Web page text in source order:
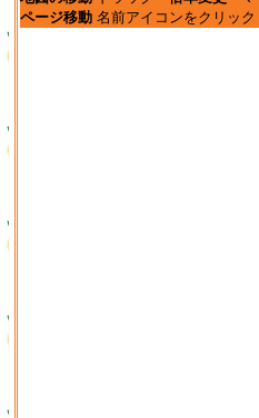
ページ移動 名前アイコンをクリック